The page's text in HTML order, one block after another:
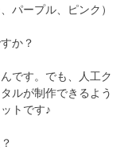
パープル、ピンク）
か？
です。でも、人工ク
ルが制作できるよう
トです♪